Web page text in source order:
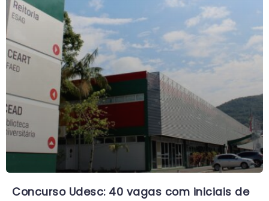
Concurso Udesc: 40 vagas com iniciais de